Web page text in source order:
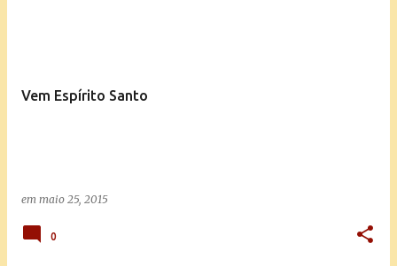
Vem Espírito Santo
em maio 25, 2015
0